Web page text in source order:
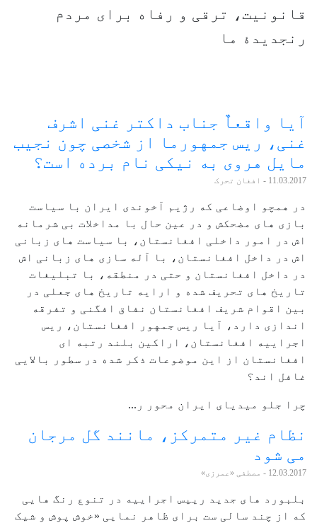
قانونیت، ترقی و رفاه برای مردم
رنجدیدۀ ما
آیا واقعاٌ جناب داکتر غنی اشرف
غنی، ریس جمهورما از شخصی چون نجیب
مایل هروی به نیکی نام برده است؟
11.03.2017 - افغان تحرک
در همچو اوضاعی که رژیم آخوندی ایران با سیاست
بازی های مضحکش و در عین حال با مداخلات بی شرمانه
اش در امور داخلی افغانستان، با سیاست های زبانی
اش در داخل افغانستان، با آله سازی های زبانی اش
در داخل افغانستان و حتی در منطقه، با تبلیغات
تاریخ های تحریف شده و ارایه تاریخ های جعلی در
بین اقوام شریف افغانستان نفاق افگنی و تفرقه
اندازی دارد، آیا ریس جمهور افغانستان، ریس
اجراییه افغانستان، اراکین بلند رتبه ای
افغانستان از این موضوعات ذکر شده در سطور بالایی
غافل اند؟
چرا جلو میدیای ایران محور ر...
نظام غیر متمرکز، مانند گل مرجان
می شود
12.03.2017 - مصطفی «عمرزی»
بلبورد های جدید رییس اجراییه در تنوع رنگ هایی
که از چند سالی ست برای ظاهر نمایی «خوش پوش و شیک